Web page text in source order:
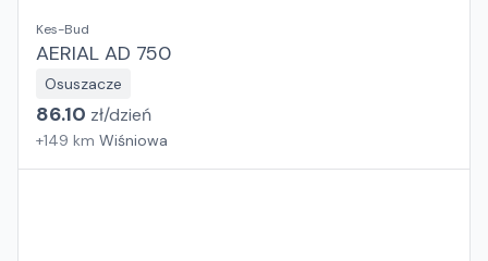
Kes-Bud
AERIAL AD 750
Osuszacze
86.10 zł/dzień
+149 km Wiśniowa